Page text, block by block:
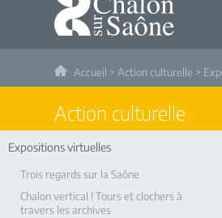
Accueil > Action culturelle >
Action culturelle
Expositions virtuelles
Trois regards sur la Saône
Chalon vertical ! Tours et clochers à
travers les archives